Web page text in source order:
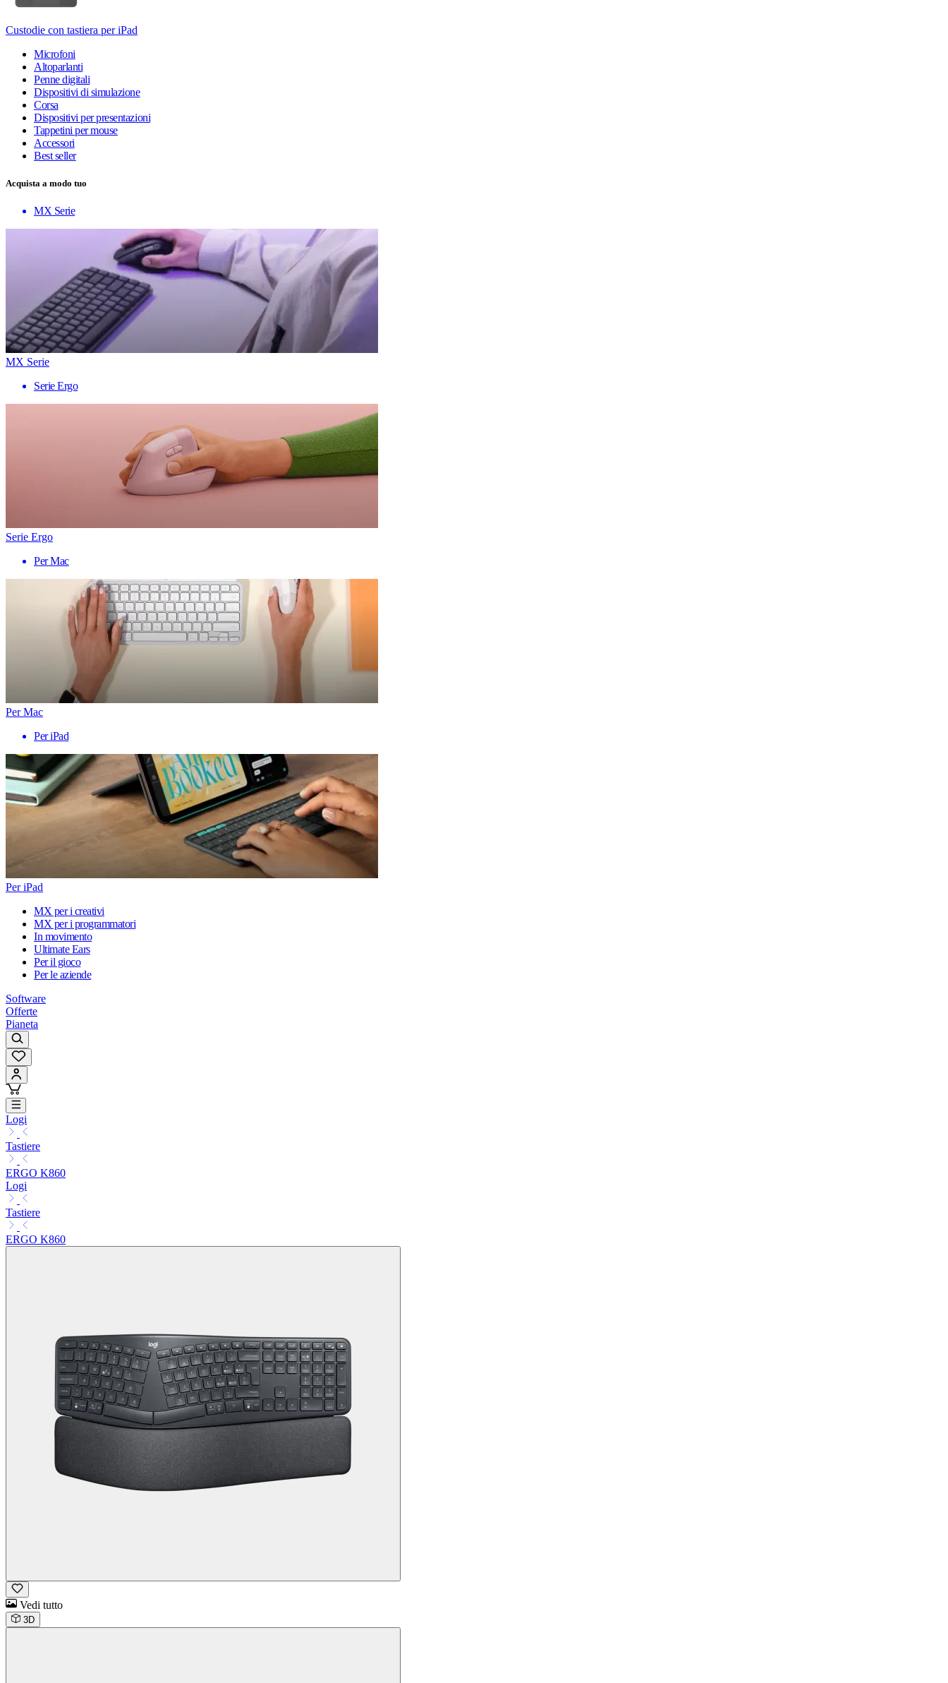
Custodie con tastiera per iPad
Microfoni
Altoparlanti
Penne digitali
Dispositivi di simulazione
Corsa
Dispositivi per presentazioni
Tappetini per mouse
Accessori
Best seller
Acquista a modo tuo
MX Serie
MX Serie
Serie Ergo
Serie Ergo
Per Mac
Per Mac
Per iPad
Per iPad
MX per i creativi
MX per i programmatori
In movimento
Ultimate Ears
Per il gioco
Per le aziende
Software
Offerte
Pianeta
Logi
Tastiere
ERGO K860
Logi
Tastiere
ERGO K860
Vedi tutto
3D